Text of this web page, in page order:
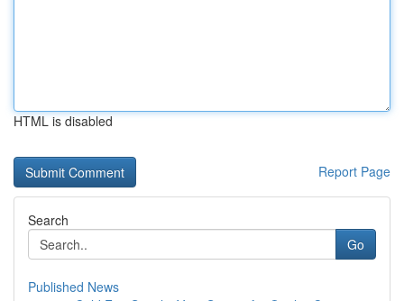
HTML is disabled
Report Page
Search
Go
Published News